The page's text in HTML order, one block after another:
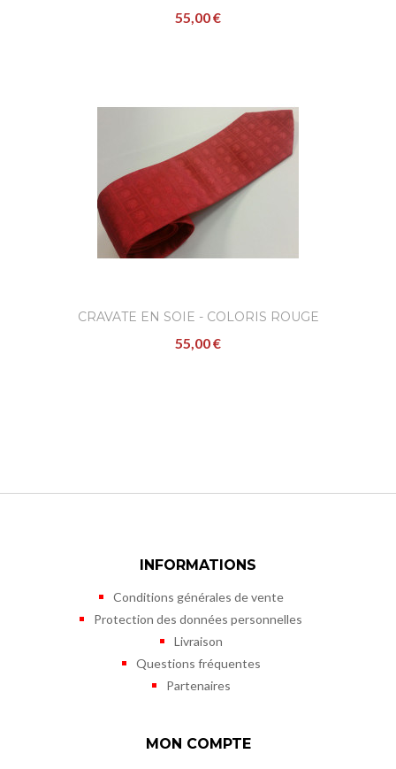
55,00 €
CRAVATE EN SOIE - COLORIS ROUGE
55,00 €
INFORMATIONS
Conditions générales de vente
Protection des données personnelles
Livraison
Questions fréquentes
Partenaires
MON COMPTE